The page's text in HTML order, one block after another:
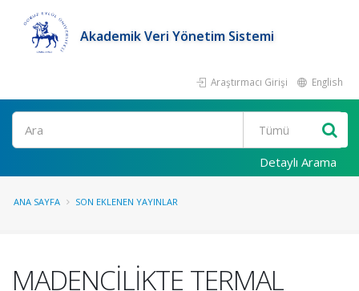
Akademik Veri Yönetim Sistemi
Araştırmacı Girişi English
Ara
Detaylı Arama
ANA SAYFA SON EKLENEN YAYINLAR
MADENCİLİKTE TERMAL